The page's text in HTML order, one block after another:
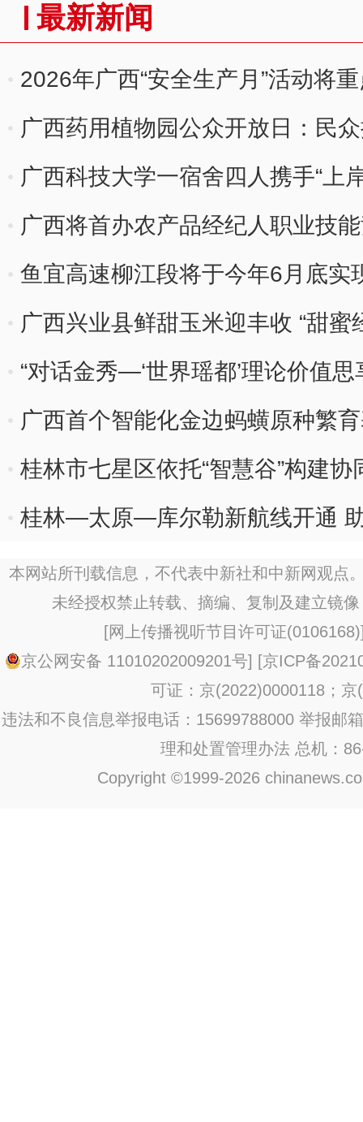
最新新闻
2026年广西“安全生产月”活动将
广西药用植物园公众开放日：民
中医药文化
广西科技大学一宿舍四人携手“上
广西将首办农产品经纪人职业技
鱼宜高速柳江段将于今年6月底实
广西兴业县鲜甜玉米迎丰收 “甜蜜
“对话金秀—‘世界瑶都’理论价值
广西首个智能化金边蚂蟥原种繁
桂林市七星区依托“智慧谷”构建协
桂林—太原—库尔勒新航线开通
本网站所刊载信息，不代表中新社和中新网观点
未经授权禁止转载、摘编、复制及建立镜
[网上传播视听节目许可证(0106168)
京公网安备 11010202009201号] [京ICP备
可证：京(2022)0000118；京
违法和不良信息举报电话：15699788000 举报邮
理和处置管理办法 总机：
Copyright ©1999-2026